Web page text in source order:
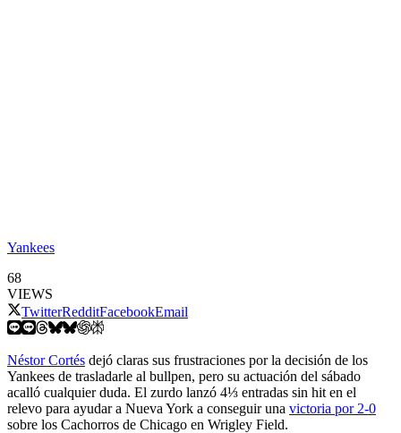
Yankees
68
VIEWS
TwitterRedditFacebookEmail
Néstor Cortés dejó claras sus frustraciones por la decisión de los
Yankees de trasladarle al bullpen, pero su actuación del sábado
acalló cualquier duda. El zurdo lanzó 4⅓ entradas sin hit en el
relevo para ayudar a Nueva York a conseguir una victoria por 2-0
sobre los Cachorros de Chicago en Wrigley Field.